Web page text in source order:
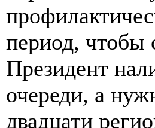
период, чтобы
Президент
очереди, а
двадцати